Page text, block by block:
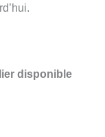
disponible